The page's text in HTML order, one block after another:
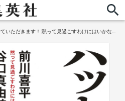
ただきます！ 黙って見過ごすわけにはいかない日本の問題